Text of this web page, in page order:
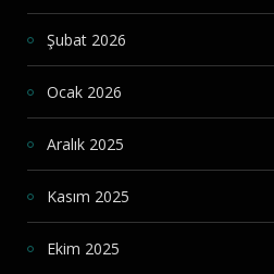
Şubat 2026
Ocak 2026
Aralık 2025
Kasım 2025
Ekim 2025